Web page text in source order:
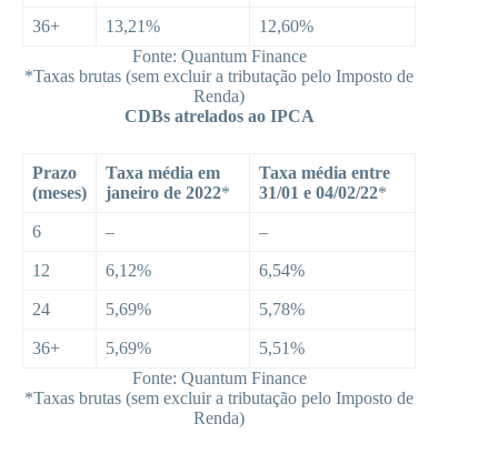
36+ 13,21%
12,60%
Fonte: Quantum Finance
*Taxas brutas (sem excluir a tributação pelo Imposto de
Renda)
CDBs atrelados ao IPCA
Prazo
(meses)
Taxa média em
janeiro de 2022*
Taxa média entre
31/01 e 04/02/22*
6 – –
12 6,12% 6,54%
24 5,69% 5,78%
36+ 5,69%
5,51%
Fonte: Quantum Finance
*Taxas brutas (sem excluir a tributação pelo Imposto de
Renda)